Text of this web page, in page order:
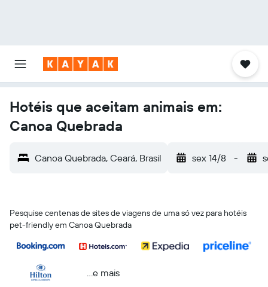
Hotéis que aceitam animais em:
Canoa Quebrada
Canoa Quebrada, Ceará, Brasil sex 14/8 -
Pesquise centenas de sites de viagens de uma só vez para hotéis
pet-friendly em Canoa Quebrada
...e mais